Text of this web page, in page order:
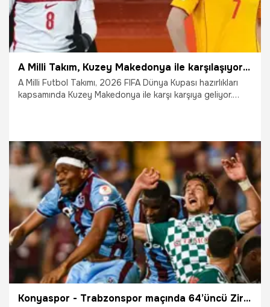
A Milli Takım, Kuzey Makedonya ile karşılaşıyor! Maçın heyecanı canlı sohbet ile Misli'de
A Milli Futbol Takımı, 2026 FIFA Dünya Kupası hazırlıkları
kapsamında Kuzey Makedonya ile karşı karşıya geliyor.
1.06.2026 İddaa
Konyaspor - Trabzonspor maçında 64’üncü Ziraat Türkiye Kupası sahibini buldu